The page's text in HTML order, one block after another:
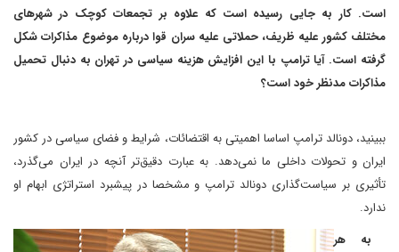
است. کار به جایی رسیده است که علاوه بر تجمعات کوچک در شهرهای
مختلف کشور علیه ظریف، حملاتی علیه سران قوا درباره موضوع مذاکرات شکل
گرفته است. آیا ترامپ با این افزایش هزینه سیاسی در تهران به دنبال تحمیل
مذاکرات مدنظر خود است؟
ببینید، دونالد ترامپ اساسا اهمیتی به اقتضائات، شرایط و فضای سیاسی در کشور
ایران و تحولات داخلی ما نمی‌دهد. به عبارت دقیق‌تر آنچه در ایران می‌گذرد،
تأثیری بر سیاست‌گذاری دونالد ترامپ و مشخصا در پیشبرد استراتژی ابهام او
ندارد.
به هر